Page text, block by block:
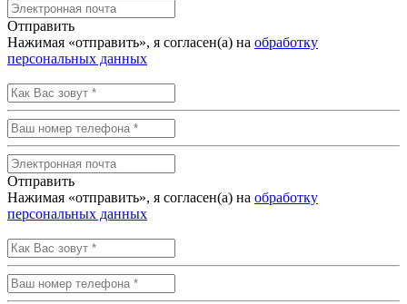
Отправить
Нажимая «отправить», я согласен(а) на обработку
персональных данных
Отправить
Нажимая «отправить», я согласен(а) на обработку
персональных данных